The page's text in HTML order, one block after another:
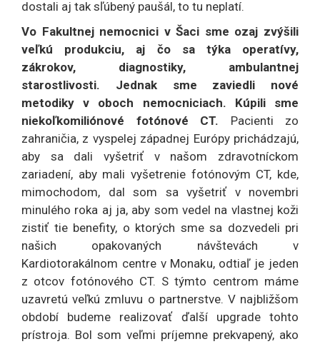
dostali aj tak sľúbený paušál, to tu neplatí.
Vo Fakultnej nemocnici v Šaci sme ozaj zvýšili
veľkú produkciu, aj čo sa týka operatívy,
zákrokov, diagnostiky, ambulantnej
starostlivosti.
Jednak sme zaviedli nové
metodiky v oboch nemocniciach. Kúpili sme
niekoľkomiliónové fotónové CT. Pacienti zo
zahraničia, z vyspelej západnej Európy prichádzajú,
aby sa dali vyšetriť v našom zdravotníckom
zariadení, aby mali vyšetrenie fotónovým CT, kde,
mimochodom, dal som sa vyšetriť v novembri
minulého roka aj ja, aby som vedel na vlastnej koži
zistiť tie benefity, o ktorých sme sa dozvedeli pri
našich opakovaných návštevách v
Kardiotorakálnom centre v Monaku, odtiaľ je jeden
z otcov fotónového CT. S týmto centrom máme
uzavretú veľkú zmluvu o partnerstve. V najbližšom
období budeme realizovať ďalší upgrade tohto
prístroja. Bol som veľmi príjemne prekvapený, ako